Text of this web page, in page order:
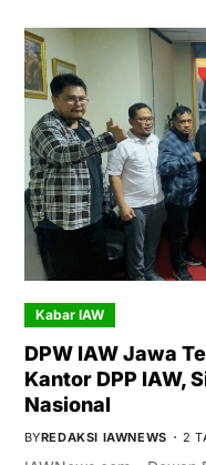
Kabar IAW
DPW IAW Jawa
Kantor DPP IAW,
Nasional
BYREDAKSI IAWNEWS 2